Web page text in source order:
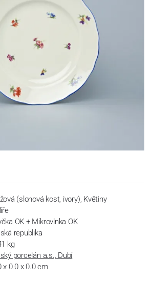
(slonová kost, ivory), Květiny
OK + Mikrovlnka OK
republika
kg
porcelán a.s., Dubí
x 0.0 x 0.0 cm